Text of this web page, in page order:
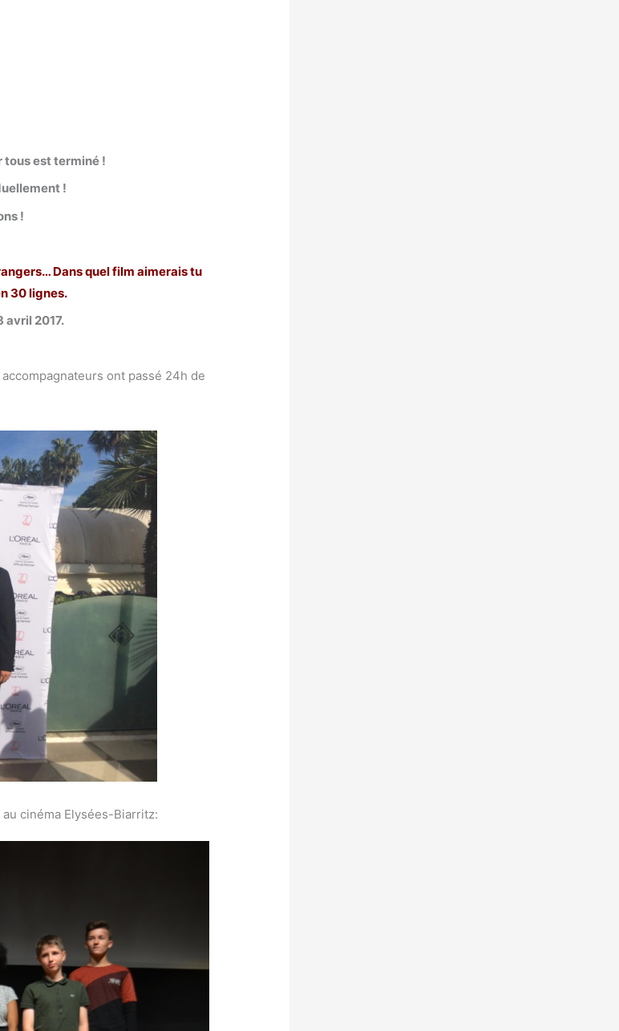
tous est terminé !
!
!
Dans quel film aimerais tu
30 lignes.
avril 2017.
ont passé 24h de
au cinéma Elysées-Biarritz: